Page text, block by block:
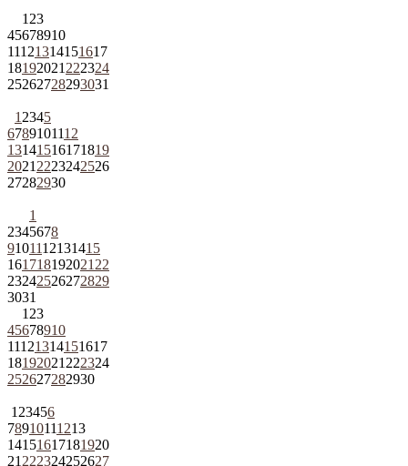
1 23
45678910
11121314151617
18192021 222324
25262728293031
1 2345
6789101112
13141516171819
2021 2223242526
27282930
1
2345678
9101112131415
161718192021 22
23242526272829
3031
1 23
45678910
11121314151617
18192021 222324
252627282930
1 23456
78910111213
14151617181920
21 222324252627